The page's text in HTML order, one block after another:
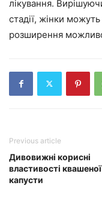
лікування.
стадії, жінки
розширення
Previous article
Дивовижні корисні
властивості квашеної
капусти